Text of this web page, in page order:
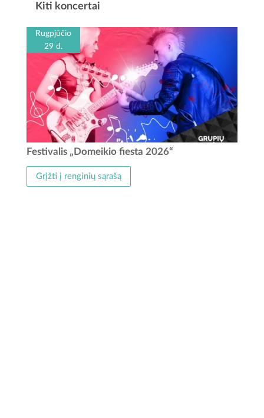
Kiti koncertai
Rugpjūčio
29 d.
Vienas iš populiariausių ir laukiamiausių jaunimo muzikos
registruotis ir savo talentais pasidalinti „Domeikio fiesta
2026”...
Festivalis „Domeikio fiesta 2026“
Grįžti į renginių sąrašą